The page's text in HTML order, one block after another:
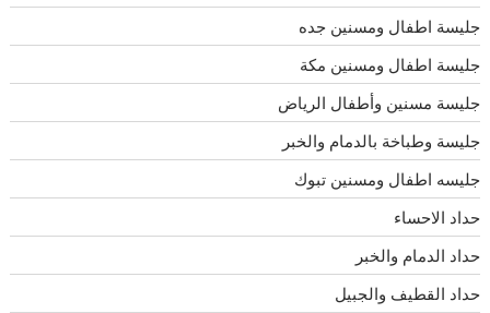
جليسة اطفال ومسنين جده
جليسة اطفال ومسنين مكة
جليسة مسنين وأطفال الرياض
جليسة وطباخة بالدمام والخبر
جليسه اطفال ومسنين تبوك
حداد الاحساء
حداد الدمام والخبر
حداد القطيف والجبيل